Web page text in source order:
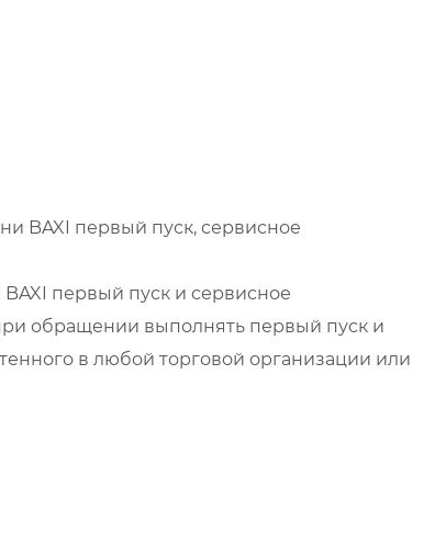
BAXI первый пуск, сервисное
первый пуск и сервисное
обращении выполнять первый пуск и
в любой торговой организации или